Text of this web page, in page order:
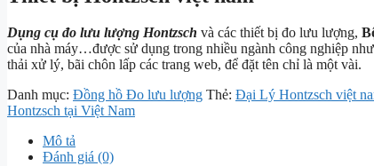
Dụng cụ đo lưu lượng Hontzsch và các thiết bị đo lưu lượng,
của nhà máy…được sử dụng trong nhiều ngành công nghiệp
thải xử lý, bãi chôn lấp các trang web, để đặt tên chỉ là một vài.
Danh mục: Đồng hồ Đo lưu lượng Thẻ: Đại Lý Hontzsch việt
Hontzsch tại Việt Nam
Mô tả
Đánh giá (0)